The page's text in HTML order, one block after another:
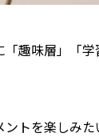
趣味層」「
トを楽しみ